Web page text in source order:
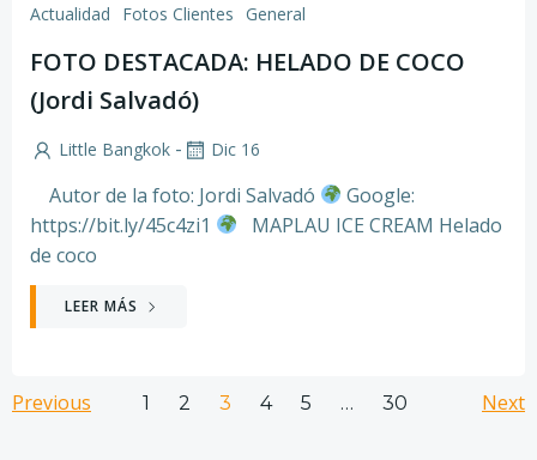
Actualidad Fotos Clientes General
FOTO DESTACADA: HELADO DE COCO
(Jordi Salvadó)
Little Bangkok - Dic 16
Autor de la foto: Jordi Salvadó
Google:
https://bit.ly/45c4zi1
MAPLAU ICE CREAM Helado
de coco
LEER MÁS
Navegación
Previous
Navegación
Página
1 Página
2 Página
3 Página
4 Página
5 … Página
30 Next